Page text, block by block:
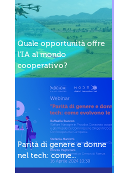
Quale opportunità offre
l’IA al mondo
cooperativo?
Parità di genere e donne
nel tech: come...